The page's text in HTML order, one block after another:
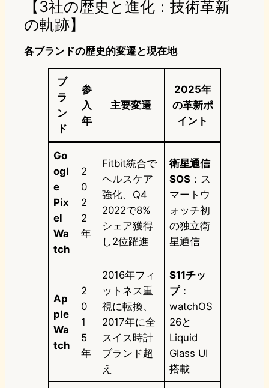
【3社の歴史と進化：技術革新
の軌跡】
各ブランドの歴史的変遷と現在地
ブ
ラ
ン
ド
参
入
年
主要変遷
2025年
の革新ポ
イント
Go
ogl
e
Pix
el
Wa
tch
2
0
2
2
年
Fitbit統合で
ヘルスケア
強化、Q4
2022で8%
シェア獲得
し2位躍進
衛星通信
SOS ：ス
マートウ
ォッチ初
の独立衛
星通信
Ap
ple
Wa
tch
2
0
1
5
年
2016年フィ
ットネス重
視に転換、
2017年に全
スイス時計
ブランド超
え
S11チッ
プ：
watchOS
26と
Liquid
Glass UI
搭載